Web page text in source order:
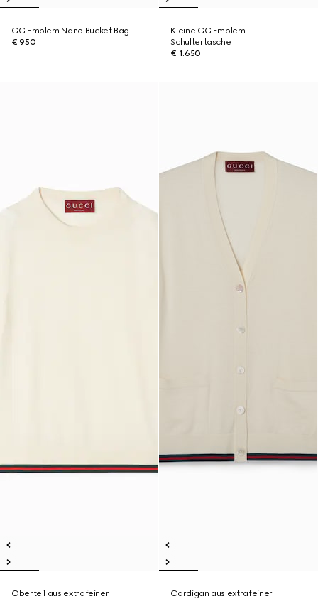
GG Emblem Nano Bucket Bag
€ 950
Kleine GG Emblem
Schultertasche
€ 1.650
Oberteil aus extrafeiner
Cardigan aus extrafeiner